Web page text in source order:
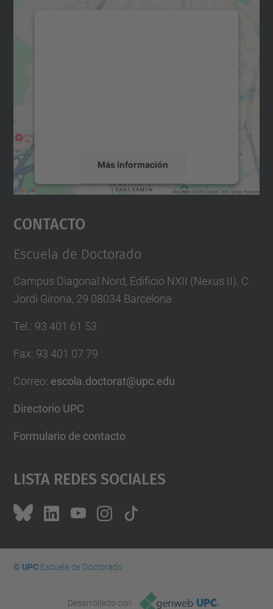
Más información
Aceptar
powered by
Contacto
Escuela de Doctorado
Campus Diagonal Nord, Edificio NXII (Nexus II). C.
Jordi Girona, 29 08034 Barcelona
Tel.: 93 401 61 53
Fax: 93 401 07 79
Correo: escola.doctorat@upc.edu
Directorio UPC
Formulario de contacto
Lista Redes Sociales
© UPCEscuela de Doctorado
Desarrollado con